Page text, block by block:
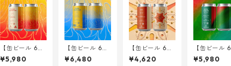
【缶ビール 6
本】Hammer K
rushed Brain <
¥5,980
【缶ビール 6
本】Hammer K
rushed Brain -
¥6,480
【缶ビール 6
本】Gere <Itali
an Pilsner> 34
¥4,620
【缶ビール 6
本】
hoes on
¥5,980